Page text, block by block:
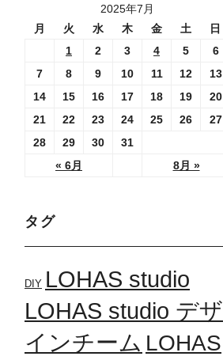
2025年7月
月
火 水 木 金 土 日
« 6月 8月 »
1 2 3 4 5
6
7
8 9 10 11 12
13
14
15 16 17 18 19
20
21
22 23 24 25 26
27
28
29 30 31
タグ
DIY LOHAS studio
LOHAS studio デザ
インチーム LOHAS